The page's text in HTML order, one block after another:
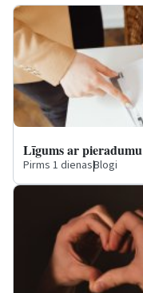
Līgums ar pieradumu
Pirms 1 dienas|Blogi